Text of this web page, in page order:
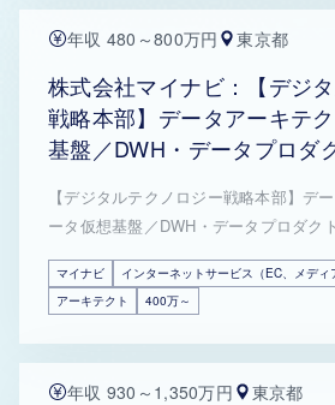
年収 480～800万円 東京都
株式会社マイナビ：【デジ
戦略本部】データアーキテ
基盤／DWH・データプロダ
【デジタルテクノロジー戦略本部】デ
ータ仮想基盤／DWH・データプロダク
マイナビ
インターネットサービス（EC、メディ
アーキテクト
400万～
年収 930～1,350万円 東京都